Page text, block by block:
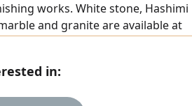
works. White stone, Hashimi
and granite are available at
in: